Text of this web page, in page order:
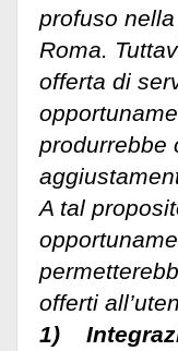
profuso
Roma.
offerta di
produrrebbe
A tal
offerti
1)